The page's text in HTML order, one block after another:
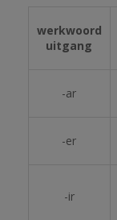
werkwoord
uitgang
-ar
-er
-ir